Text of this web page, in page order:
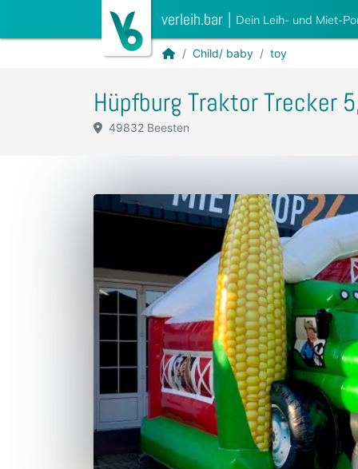
verleih.bar | Dein Leih- und Miet-
Child/ baby toy
Hüpfburg Traktor Trecker
49832 Beesten